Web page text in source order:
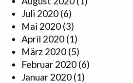
Juli 2020 (6)
Mai 2020 (3)
April 2020 (1)
März 2020 (5)
Februar 2020 (6)
Januar 2020 (1)